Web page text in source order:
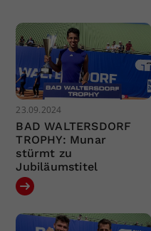
23.09.2024
BAD WALTERSDORF
TROPHY: Munar
stürmt zu
Jubiläumstitel